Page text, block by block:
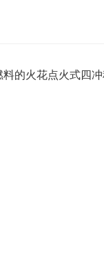
的火花点火式四